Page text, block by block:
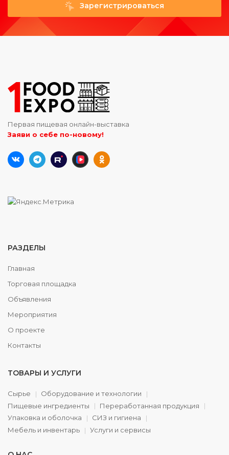
Зарегистрироваться
Первая пищевая онлайн-выставка
Заяви о себе по-новому!
РАЗДЕЛЫ
Главная
Торговая площадка
Объявления
Мероприятия
О проекте
Контакты
ТОВАРЫ И УСЛУГИ
Сырье
Оборудование и технологии
Пищевые ингредиенты
Переработанная продукция
Упаковка и оболочка
СИЗ и гигиена
Мебель и инвентарь
Услуги и сервисы